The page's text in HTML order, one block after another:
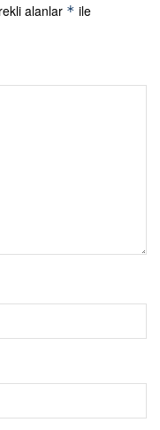
alanlar * ile